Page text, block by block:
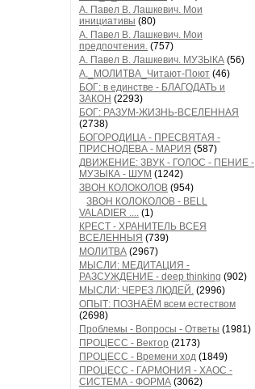
А. Павел В. Лашкевич. Мои
инициативы (80)
А. Павел В. Лашкевич. Мои
предпочтения. (757)
А. Павел В. Лашкевич. МУЗЫКА (56)
А._МОЛИТВА_Читают-Поют (46)
БОГ: в единстве - БЛАГОДАТЬ и
ЗАКОН (2293)
БОГ: РАЗУМ-ЖИЗНЬ-ВСЕЛЕННАЯ
(2738)
БОГОРОДИЦА - ПРЕСВЯТАЯ -
ПРИСНОДЕВА - МАРИЯ (587)
ДВИЖЕНИЕ: ЗВУК - ГОЛОС - ПЕНИЕ -
МУЗЫКА - ШУМ (1242)
ЗВОН КОЛОКОЛОВ (954)
ЗВОН КОЛОКОЛОВ - BELL
VALADIER .... (1)
КРЕСТ - ХРАНИТЕЛЬ ВСЕЯ
ВСЕЛЕННЫЯ (739)
МОЛИТВА (2967)
МЫСЛИ: МЕДИТАЦИЯ -
РАЗСУЖДЕНИЕ - deep thinking (902)
МЫСЛИ: ЧЕРЕЗ ЛЮДЕЙ. (2996)
ОПЫТ: ПОЗНАЁМ всем естеством
(2698)
Проблемы - Вопросы - Ответы (1981)
ПРОЦЕСС - Вектор (2173)
ПРОЦЕСС - Времени ход (1849)
ПРОЦЕСС - ГАРМОНИЯ - ХАОС -
СИСТЕМА - ФОРМА (3062)